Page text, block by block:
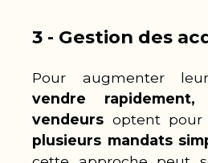
3️ - Gestion des
Pour augmenter
vendre
vendeurs optent
plusieurs mandats